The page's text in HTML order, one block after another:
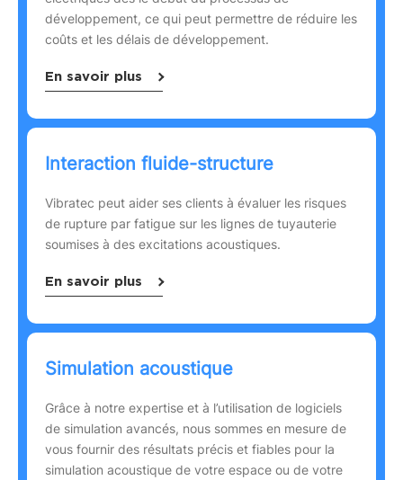
développement, ce qui peut permettre de réduire les
coûts et les délais de développement.
En savoir plus
Interaction fluide-structure
Vibratec peut aider ses clients à évaluer les risques
de rupture par fatigue sur les lignes de tuyauterie
soumises à des excitations acoustiques.
En savoir plus
Simulation acoustique
Grâce à notre expertise et à l’utilisation de logiciels
de simulation avancés, nous sommes en mesure de
vous fournir des résultats précis et fiables pour la
simulation acoustique de votre espace ou de votre